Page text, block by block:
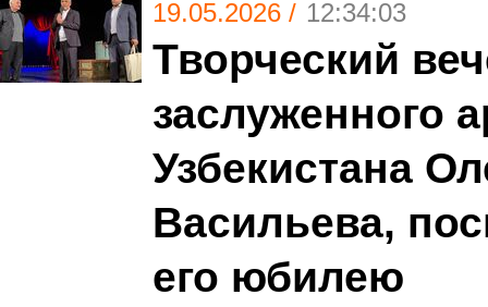
19.05.2026 / 12:34:03
Творческий
заслуженного
Узбекистана
Васильева,
его юбилею